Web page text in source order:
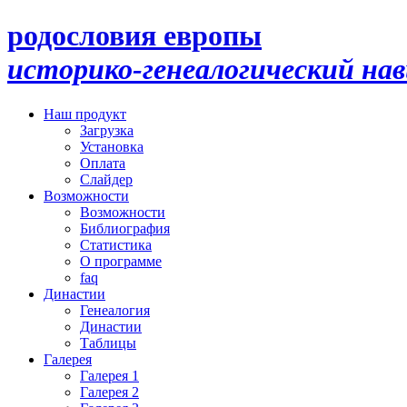
родословия европы
историко-генеалогический
Наш продукт
Загрузка
Установка
Оплата
Слайдер
Возможности
Возможности
Библиография
Статистика
О программе
faq
Династии
Генеалогия
Династии
Таблицы
Галерея
Галерея 1
Галерея 2